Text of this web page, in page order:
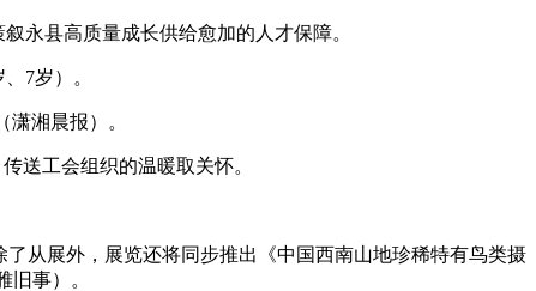
永县高质量成长供给愈加的人才保障。
7岁）。
湘晨报）。
送工会组织的温暖取关怀。
展外，展览还将同步推出《中国西南山地珍稀特有鸟类摄
事）。